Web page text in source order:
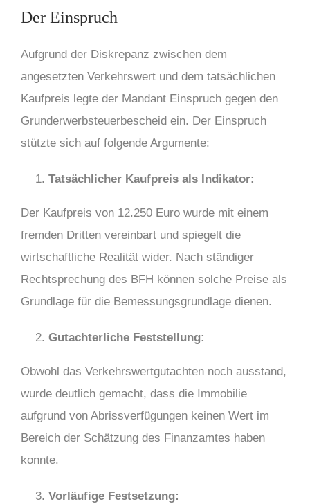
Der Einspruch
Aufgrund der Diskrepanz zwischen dem
angesetzten Verkehrswert und dem tatsächlichen
Kaufpreis legte der Mandant Einspruch gegen den
Grunderwerbsteuerbescheid ein. Der Einspruch
stützte sich auf folgende Argumente:
Tatsächlicher Kaufpreis als Indikator:
Der Kaufpreis von 12.250 Euro wurde mit einem
fremden Dritten vereinbart und spiegelt die
wirtschaftliche Realität wider. Nach ständiger
Rechtsprechung des BFH können solche Preise als
Grundlage für die Bemessungsgrundlage dienen.
Gutachterliche Feststellung:
Obwohl das Verkehrswertgutachten noch ausstand,
wurde deutlich gemacht, dass die Immobilie
aufgrund von Abrissverfügungen keinen Wert im
Bereich der Schätzung des Finanzamtes haben
konnte.
Vorläufige Festsetzung: